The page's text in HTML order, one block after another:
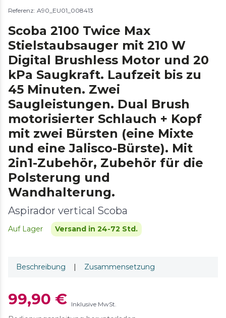
Referenz: A90_EU01_008413
Scoba 2100 Twice Max
Stielstaubsauger mit 210 W
Digital Brushless Motor und 20
kPa Saugkraft. Laufzeit bis zu
45 Minuten. Zwei
Saugleistungen. Dual Brush
motorisierter Schlauch + Kopf
mit zwei Bürsten (eine Mixte
und eine Jalisco-Bürste). Mit
2in1-Zubehör, Zubehör für die
Polsterung und
Wandhalterung.
Aspirador vertical Scoba
Auf Lager Versand in 24-72 Std.
Beschreibung | Zusammensetzung
99,90 € Inklusive MwSt.